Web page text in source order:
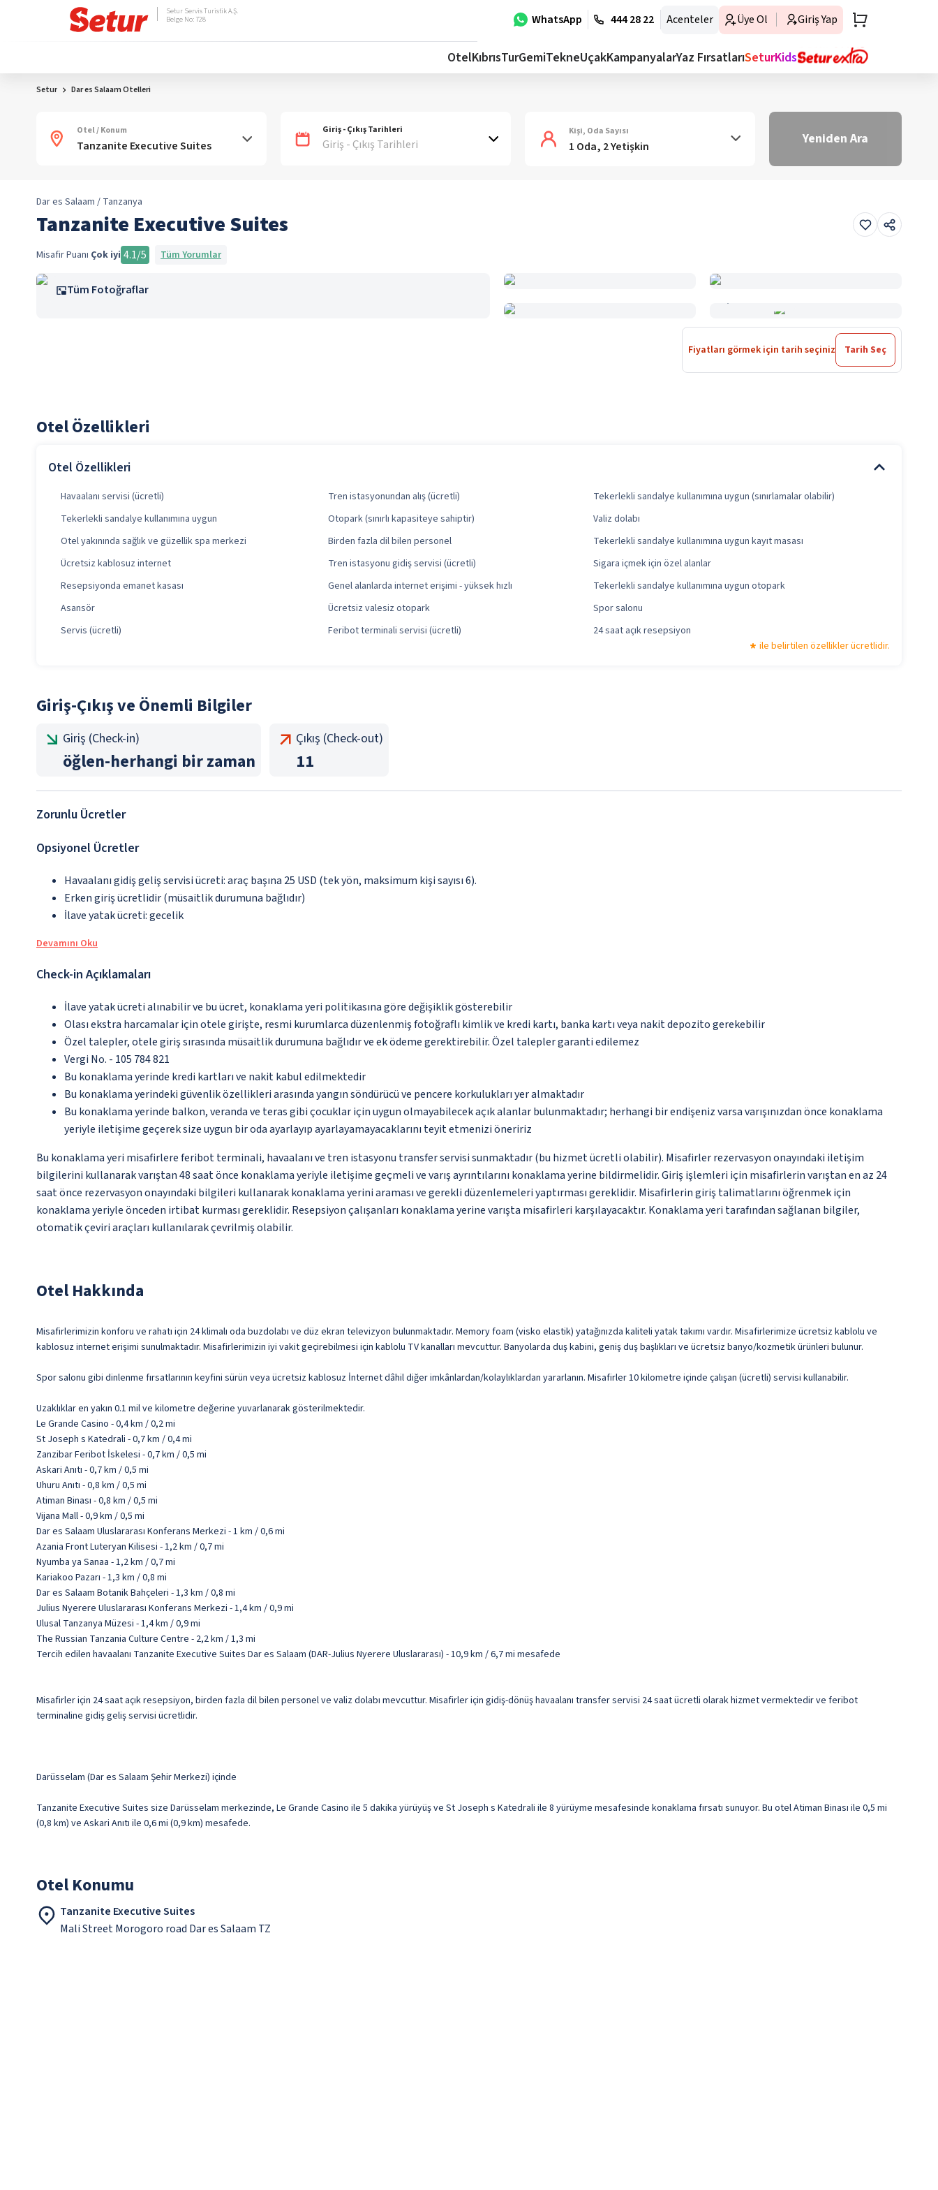
WhatsApp 444 28 22 Acenteler Üye Ol Giriş Yap
Setur Servis Turistik A.Ş.
Belge No: 728
OtelKıbrısTurGemiTekneUçakKampanyalarYaz FırsatlarıSeturKids
Setur Dar es Salaam Otelleri
Otel / Konum Giriş - Çıkış Tarihleri
Giriş - Çıkış Tarihleri
Kişi, Oda Sayısı
1 Oda, 2 Yetişkin Yeniden Ara
Dar es Salaam / Tanzanya
Tanzanite Executive Suites
Misafir Puanı Çok iyi 4.1/5 Tüm Yorumlar
Tüm Fotoğraflar
Fiyatları görmek için tarih seçiniz Tarih Seç
Otel Özellikleri
Otel Özellikleri
Havaalanı servisi (ücretli) Tren istasyonundan alış (ücretli)
Tekerlekli sandalye kullanımına uygun (sınırlamalar olabilir)
Tekerlekli sandalye kullanımına uygun
Otopark (sınırlı kapasiteye sahiptir)
Valiz dolabı
Otel yakınında sağlık ve güzellik spa merkezi
Birden fazla dil bilen personel
Tekerlekli sandalye kullanımına uygun kayıt masası
Ücretsiz kablosuz internet
Tren istasyonu gidiş servisi (ücretli)
Sigara içmek için özel alanlar
Resepsiyonda emanet kasası
Genel alanlarda internet erişimi - yüksek hızlı
Tekerlekli sandalye kullanımına uygun otopark
Asansör
Ücretsiz valesiz otopark
Spor salonu
Servis (ücretli)
Feribot terminali servisi (ücretli)
24 saat açık resepsiyon
ile belirtilen özellikler ücretlidir.
Giriş-Çıkış ve Önemli Bilgiler
Giriş (Check-in)
öğlen-herhangi bir zaman
Çıkış (Check-out)
11
Zorunlu Ücretler
Opsiyonel Ücretler
Havaalanı gidiş geliş servisi ücreti: araç başına 25 USD (tek yön, maksimum kişi sayısı 6).
Erken giriş ücretlidir (müsaitlik durumuna bağlıdır)
İlave yatak ücreti: gecelik
Devamını Oku
Check-in Açıklamaları
İlave yatak ücreti alınabilir ve bu ücret, konaklama yeri politikasına göre değişiklik gösterebilir
Olası ekstra harcamalar için otele girişte, resmi kurumlarca düzenlenmiş fotoğraflı kimlik ve kredi kartı, banka kartı veya nakit depozito gerekebilir
Özel talepler, otele giriş sırasında müsaitlik durumuna bağlıdır ve ek ödeme gerektirebilir. Özel talepler garanti edilemez
Vergi No. - 105 784 821
Bu konaklama yerinde kredi kartları ve nakit kabul edilmektedir
Bu konaklama yerindeki güvenlik özellikleri arasında yangın söndürücü ve pencere korkulukları yer almaktadır
Bu konaklama yerinde balkon, veranda ve teras gibi çocuklar için uygun olmayabilecek açık alanlar bulunmaktadır; herhangi bir endişeniz varsa varışınızdan önce konaklama
yeriyle iletişime geçerek size uygun bir oda ayarlayıp ayarlayamayacaklarını teyit etmenizi öneririz
Bu konaklama yeri misafirlere feribot terminali, havaalanı ve tren istasyonu transfer servisi sunmaktadır (bu hizmet ücretli olabilir). Misafirler rezervasyon onayındaki iletişim
bilgilerini kullanarak varıştan 48 saat önce konaklama yeriyle iletişime geçmeli ve varış ayrıntılarını konaklama yerine bildirmelidir. Giriş işlemleri için misafirlerin varıştan en az 24
saat önce rezervasyon onayındaki bilgileri kullanarak konaklama yerini araması ve gerekli düzenlemeleri yaptırması gereklidir. Misafirlerin giriş talimatlarını öğrenmek için
konaklama yeriyle önceden irtibat kurması gereklidir. Resepsiyon çalışanları konaklama yerine varışta misafirleri karşılayacaktır. Konaklama yeri tarafından sağlanan bilgiler,
otomatik çeviri araçları kullanılarak çevrilmiş olabilir.
Otel Hakkında
Misafirlerimizin konforu ve rahatı için 24 klimalı oda buzdolabı ve düz ekran televizyon bulunmaktadır. Memory foam (visko elastik) yatağınızda kaliteli yatak takımı vardır. Misafirlerimize ücretsiz kablolu ve
kablosuz internet erişimi sunulmaktadır. Misafirlerimizin iyi vakit geçirebilmesi için kablolu TV kanalları mevcuttur. Banyolarda duş kabini, geniş duş başlıkları ve ücretsiz banyo/kozmetik ürünleri bulunur.
Spor salonu gibi dinlenme fırsatlarının keyfini sürün veya ücretsiz kablosuz İnternet dâhil diğer imkânlardan/kolaylıklardan yararlanın. Misafirler 10 kilometre içinde çalışan (ücretli) servisi kullanabilir.
Uzaklıklar en yakın 0.1 mil ve kilometre değerine yuvarlanarak gösterilmektedir.
Le Grande Casino - 0,4 km / 0,2 mi
St Joseph s Katedrali - 0,7 km / 0,4 mi
Zanzibar Feribot İskelesi - 0,7 km / 0,5 mi
Askari Anıtı - 0,7 km / 0,5 mi
Uhuru Anıtı - 0,8 km / 0,5 mi
Atiman Binası - 0,8 km / 0,5 mi
Vijana Mall - 0,9 km / 0,5 mi
Dar es Salaam Uluslararası Konferans Merkezi - 1 km / 0,6 mi
Azania Front Luteryan Kilisesi - 1,2 km / 0,7 mi
Nyumba ya Sanaa - 1,2 km / 0,7 mi
Kariakoo Pazarı - 1,3 km / 0,8 mi
Dar es Salaam Botanik Bahçeleri - 1,3 km / 0,8 mi
Julius Nyerere Uluslararası Konferans Merkezi - 1,4 km / 0,9 mi
Ulusal Tanzanya Müzesi - 1,4 km / 0,9 mi
The Russian Tanzania Culture Centre - 2,2 km / 1,3 mi
Tercih edilen havaalanı Tanzanite Executive Suites Dar es Salaam (DAR-Julius Nyerere Uluslararası) - 10,9 km / 6,7 mi mesafede
Misafirler için 24 saat açık resepsiyon, birden fazla dil bilen personel ve valiz dolabı mevcuttur. Misafirler için gidiş-dönüş havaalanı transfer servisi 24 saat ücretli olarak hizmet vermektedir ve feribot
terminaline gidiş geliş servisi ücretlidir.
Darüsselam (Dar es Salaam Şehir Merkezi) içinde
Tanzanite Executive Suites size Darüsselam merkezinde, Le Grande Casino ile 5 dakika yürüyüş ve St Joseph s Katedrali ile 8 yürüyme mesafesinde konaklama fırsatı sunuyor. Bu otel Atiman Binası ile 0,5 mi
(0,8 km) ve Askari Anıtı ile 0,6 mi (0,9 km) mesafede.
Otel Konumu
Tanzanite Executive Suites
Mali Street Morogoro road Dar es Salaam TZ